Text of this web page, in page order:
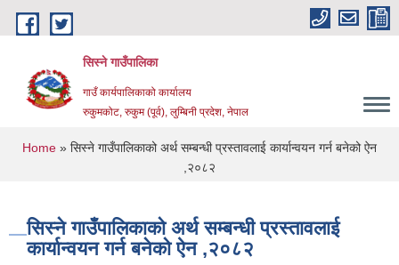
Skip to main content
सिस्ने गाउँपालिका
गाउँ कार्यपालिकाको कार्यालय
रुकुमकोट, रुकुम (पूर्व), लुम्बिनी प्रदेश, नेपाल
You are here
Home » सिस्ने गाउँपालिकाको अर्थ सम्बन्धी प्रस्तावलाई कार्यान्वयन गर्न बनेको ऐन
,२०८२
सिस्ने गाउँपालिकाको अर्थ सम्बन्धी प्रस्तावलाई
कार्यान्वयन गर्न बनेको ऐन ,२०८२